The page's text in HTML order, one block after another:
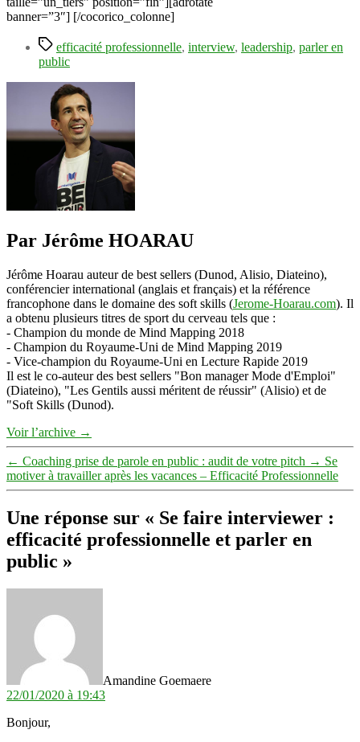
banner=”3″] [/cocorico_colonne]
Étiquettes
efficacité professionnelle, interview, leadership, parler en
public
Par Jérôme HOARAU
Jérôme Hoarau auteur de best sellers (Dunod, Alisio, Diateino),
conférencier international (anglais et français) et la référence
francophone dans le domaine des soft skills (Jerome-Hoarau.com). Il
a obtenu plusieurs titres de sport du cerveau tels que :
- Champion du monde de Mind Mapping 2018
- Champion du Royaume-Uni de Mind Mapping 2019
- Vice-champion du Royaume-Uni en Lecture Rapide 2019
Il est le co-auteur des best sellers "Bon manager Mode d'Emploi"
(Diateino), "Les Gentils aussi méritent de réussir" (Alisio) et de
"Soft Skills (Dunod).
Voir l’archive →
← Coaching prise de parole en public : audit de votre pitch → Se
motiver à travailler après les vacances – Efficacité Professionnelle
Une réponse sur « Se faire interviewer :
efficacité professionnelle et parler en
public »
Amandine Goemaere
22/01/2020 à 19:43
Bonjour,